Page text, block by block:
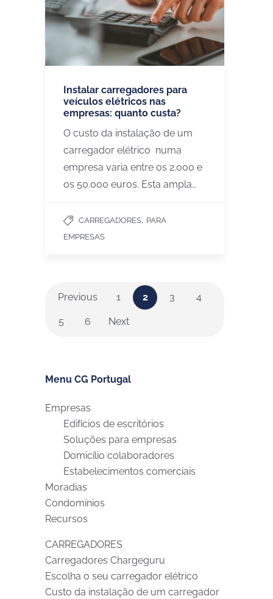
Instalar carregadores para
veículos elétricos nas
empresas: quanto custa?
O custo da instalação de um
carregador elétrico numa
empresa varia entre os 2.000 e
os 50.000 euros. Esta ampla…
CARREGADORES, PARA
EMPRESAS
Previous 1 2 3 4
5 6 Next
Menu CG Portugal
Empresas
Edifícios de escritórios
Soluções para empresas
Domicílio colaboradores
Estabelecimentos comerciais
Moradias
Condomínios
Recursos
CARREGADORES
Carregadores Chargeguru
Escolha o seu carregador elétrico
Custo da instalação de um carregador